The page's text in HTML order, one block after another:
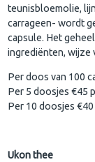
teunisbloemolie,
carrageen- wordt
capsule. Het
ingrediënten, wijze
Per doos van 100
Per 5 doosjes €45
Per 10 doosjes
Ukon thee